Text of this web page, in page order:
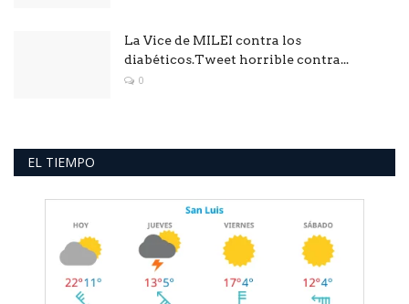
La Vice de MILEI contra los
diabéticos.Tweet horrible contra...
0
EL TIEMPO